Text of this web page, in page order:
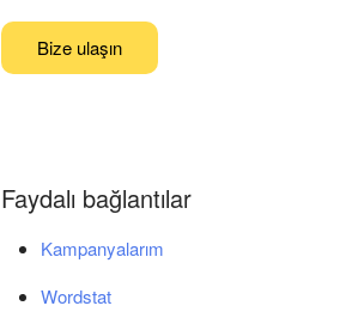
Bize ulaşın
Faydalı bağlantılar
Kampanyalarım
Wordstat